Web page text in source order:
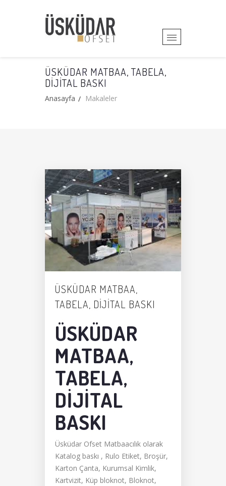
ÜSKÜDAR MATBAA, TABELA,
DIJITAL BASKI
Anasayfa Makaleler
ÜSKÜDAR MATBAA,
TABELA, DIJITAL BASKI
ÜSKÜDAR
MATBAA,
TABELA,
DIJITAL
BASKI
Üsküdar Ofset Matbaacılık olarak
Katalog baskı , Rulo Etiket, Broşür,
Karton Çanta, Kurumsal Kimlik,
Kartvizit, Küp bloknot, Bloknot,